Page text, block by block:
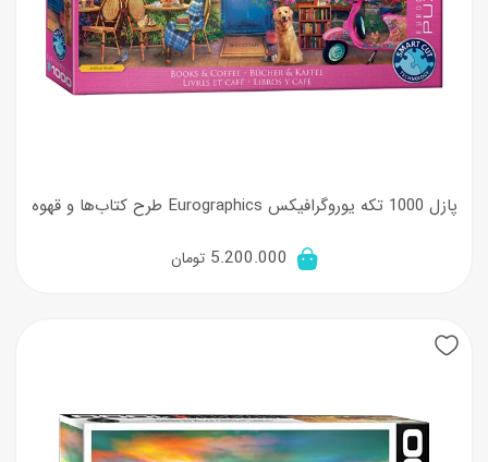
پازل 1000 تکه یوروگرافیکس Eurographics طرح کتاب‌ها و قهوه
5.200.000 تومان